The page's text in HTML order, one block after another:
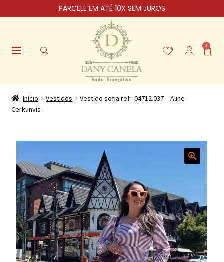
PARCELE EM ATÉ 10X SEM JUROS
0
Início Vestidos
Vestido sofia ref . 04712.037 – Aline
Cerkunvis